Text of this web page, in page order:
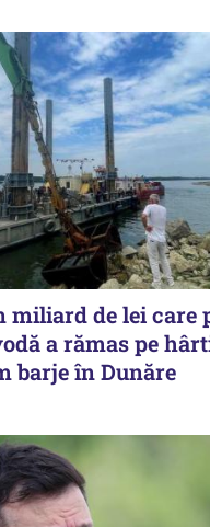
miliard de lei care
a rămas pe
barje în Dunăre